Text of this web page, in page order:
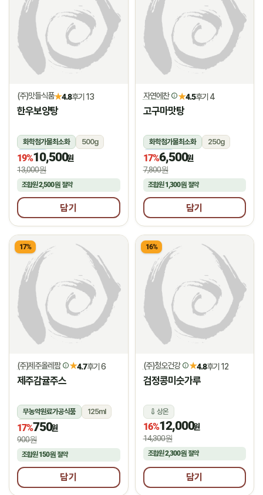
(주)맛들식품★4.8후기 13
한우보양탕
화학첨가물최소화
500g
냉동
19%10,500원
13,000원
조합원2,500원 절약
담기
자연에찬 ★4.5후기 4
고구마맛탕
화학첨가물최소화
250g
냉동
17%6,500원
7,800원
조합원1,300원절약
담기
17%
(주)제주올레팜 ★4.7후기 6
제주감귤주스
무농약원료가공식품
125ml
상온
17%750원
900원
조합원150원 절약
담기
16%
(주)청오건강 ★4.8후기 12
검정콩미숫가루
상온
16%12,000원
14,300원
조합원2,300원절약
담기